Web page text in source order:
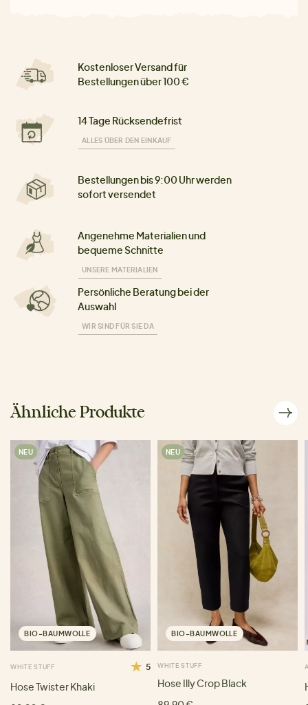
Kostenloser Versand für
Bestellungen über 100 €
14 Tage Rücksendefrist
ALLES ÜBER DEN EINKAUF
Bestellungen bis 9:00 Uhr werden
sofort versendet
Angenehme Materialien und
bequeme Schnitte
UNSERE MATERIALIEN
Persönliche Beratung bei der
Auswahl
WIR SIND FÜR SIE DA
Ähnliche Produkte
NEU
BIO-BAUMWOLLE
WHITE STUFF 5
Hose Twister Khaki
NEU
BIO-BAUMWOLLE
WHITE STUFF
Hose Illy Crop Black